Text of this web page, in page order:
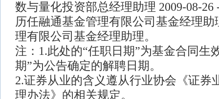
数与量化投资部总经理助理 2009-08-26
历任融通基金管理有限公司基金经理
理有限公司基金经理助理。
注：1.此处的“任职日期”为基金合同生
期”为公告确定的解聘日期。
2.证券从业的含义遵从行业协会《证券
理办法》的相关规定。